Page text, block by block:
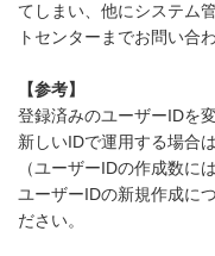
てしまい、他にシステム
トセンターまでお問い合
【参考】
登録済みのユーザーIDを
新しいIDで運用する場合
（ユーザーIDの作成数に
ユーザーIDの新規作成に
ださい。